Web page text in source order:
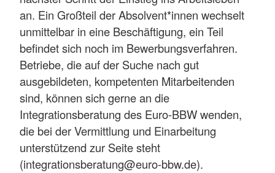
an. Ein Großteil der Absolvent*innen wechselt
unmittelbar in eine Beschäftigung, ein Teil
befindet sich noch im Bewerbungsverfahren.
Betriebe, die auf der Suche nach gut
ausgebildeten, kompetenten Mitarbeitenden
sind, können sich gerne an die
Integrationsberatung des Euro-BBW wenden,
die bei der Vermittlung und Einarbeitung
unterstützend zur Seite steht
(integrationsberatung@euro-bbw.de).